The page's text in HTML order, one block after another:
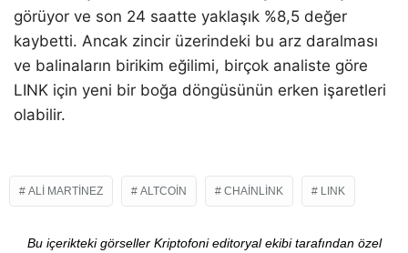
görüyor ve son 24 saatte yaklaşık %8,5 değer
kaybetti. Ancak zincir üzerindeki bu arz daralması
ve balinaların birikim eğilimi, birçok analiste göre
LINK için yeni bir boğa döngüsünün erken işaretleri
olabilir.
ALI MARTINEZ ALTCOIN CHAINLINK LINK
Bu içerikteki görseller Kriptofoni editoryal ekibi tarafından özel